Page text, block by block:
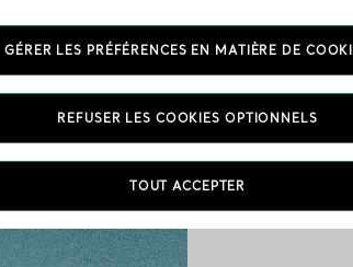
GÉRER LES PRÉFÉRENCES EN MATIÈRE DE
REFUSER LES COOKIES OPTIONNELS
TOUT ACCEPTER